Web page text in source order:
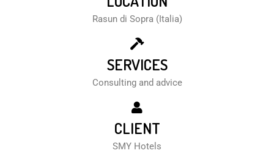
Rasun di Sopra (Italia)
SERVICES
Consulting and advice
CLIENT
SMY Hotels